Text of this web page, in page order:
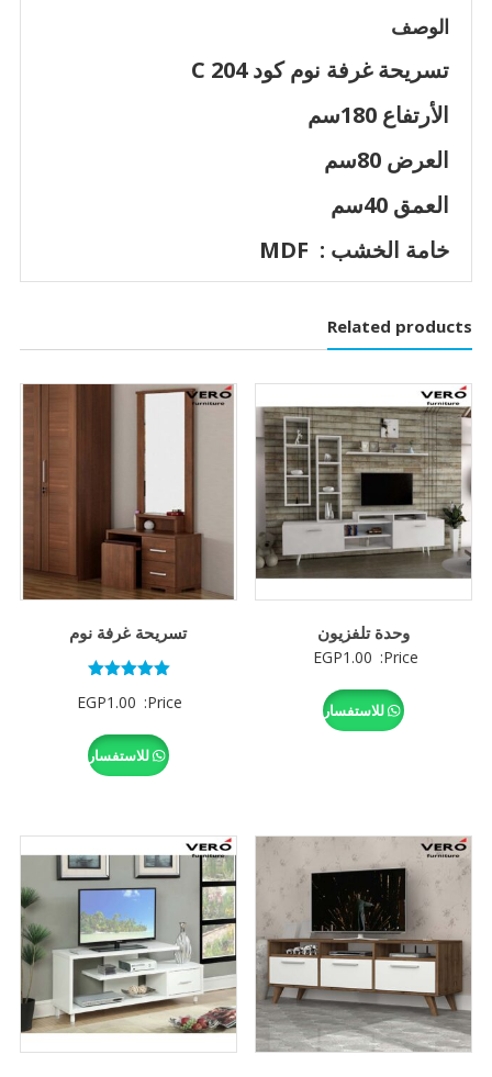
الوصف
تسريحة غرفة نوم كود C 204
الأرتفاع 180سم
العرض 80سم
العمق 40سم
خامة الخشب : MDF
Related products
وحدة تلفزيون
Price:
EGP1.00
للاستفسار
تسريحة غرفة نوم
5.00
Price:
EGP1.00
للاستفسار